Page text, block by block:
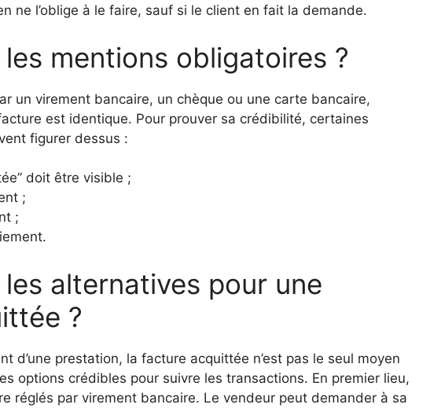
ne l’oblige à le faire, sauf si le client en fait la demande.
mentions obligatoires ?
un virement bancaire, un chèque ou une carte bancaire,
est identique. Pour prouver sa crédibilité, certaines
figurer dessus :
doit être visible ;
;
;
alternatives pour une
?
d’une prestation, la facture acquittée n’est pas le seul moyen
options crédibles pour suivre les transactions. En premier lieu,
réglés par virement bancaire. Le vendeur peut demander à sa